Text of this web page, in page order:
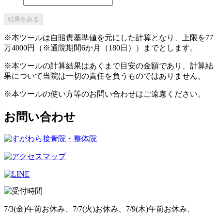
結果をみる
※本ツールは自賠責基準値を元にした計算となり、上限を77
万4000円（※通院期間6か月（180日））までとします。
※本ツールの計算結果はあくまで目安の金額であり、計算結
果について当院は一切の責任を負うものではありません。
※本ツールの使い方等のお問い合わせはご遠慮ください。
お問い合わせ
7/3(金)午前お休み、7/7(火)お休み、7/9(木)午前お休み、